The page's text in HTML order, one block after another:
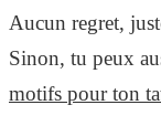
Aucun regret,
Sinon, tu peux
motifs pour ton